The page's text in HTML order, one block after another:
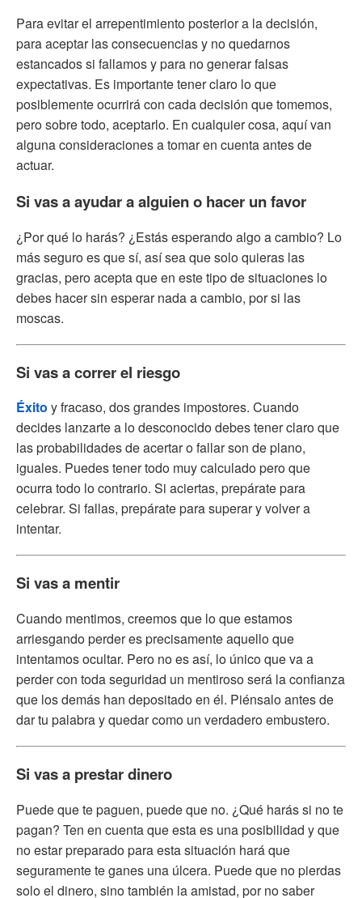
Para evitar el arrepentimiento posterior a la decisión,
para aceptar las consecuencias y no quedarnos
estancados si fallamos y para no generar falsas
expectativas. Es importante tener claro lo que
posiblemente ocurrirá con cada decisión que tomemos,
pero sobre todo, aceptarlo. En cualquier cosa, aquí van
alguna consideraciones a tomar en cuenta antes de
actuar.
Si vas a ayudar a alguien o hacer un favor
¿Por qué lo harás? ¿Estás esperando algo a cambio? Lo
más seguro es que sí, así sea que solo quieras las
gracias, pero acepta que en este tipo de situaciones lo
debes hacer sin esperar nada a cambio, por si las
moscas.
Si vas a correr el riesgo
Éxito y fracaso, dos grandes impostores. Cuando
decides lanzarte a lo desconocido debes tener claro que
las probabilidades de acertar o fallar son de plano,
iguales. Puedes tener todo muy calculado pero que
ocurra todo lo contrario. Si aciertas, prepárate para
celebrar. Si fallas, prepárate para superar y volver a
intentar.
Si vas a mentir
Cuando mentimos, creemos que lo que estamos
arriesgando perder es precisamente aquello que
intentamos ocultar. Pero no es así, lo único que va a
perder con toda seguridad un mentiroso será la confianza
que los demás han depositado en él. Piénsalo antes de
dar tu palabra y quedar como un verdadero embustero.
Si vas a prestar dinero
Puede que te paguen, puede que no. ¿Qué harás si no te
pagan? Ten en cuenta que esta es una posibilidad y que
no estar preparado para esta situación hará que
seguramente te ganes una úlcera. Puede que no pierdas
solo el dinero, sino también la amistad, por no saber